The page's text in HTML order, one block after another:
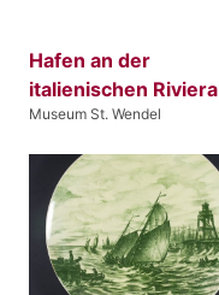
Hafen an der
italienischen Riviera
Museum St. Wendel